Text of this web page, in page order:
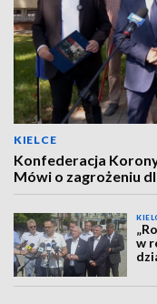
KIELCE
Konfederacja
Mówi o zagrożeniu
w